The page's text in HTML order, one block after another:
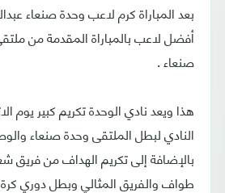
بعد المباراة كرم لاعب وحدة صنعاء
أفضل لاعب بالمباراة المقدمة من
صنعاء .
هذا ويعد نادي الوحدة تكريم كبير يوم
بالإضافة إلى تكريم الهداف من فريق
طواف والفريق المثالي وبطل دوري